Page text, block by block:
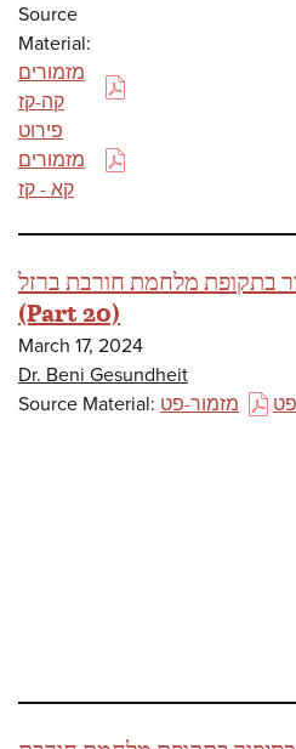
Source
Material:
מזמורים
קה-קז
(PDF)
פירוט
מזמורים
קא - קז
(PDF)
בתקופת מלחמת חורבת ברזל
(Part 20)
March 17, 2024
Dr. Beni Gesundheit
Source Material: מזמור-פט
(PDF)